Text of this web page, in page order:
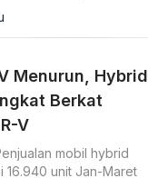
harga naik.
Menurun, Hybrid
Berkat
V
mobil hybrid
16.940 unit Jan-Maret